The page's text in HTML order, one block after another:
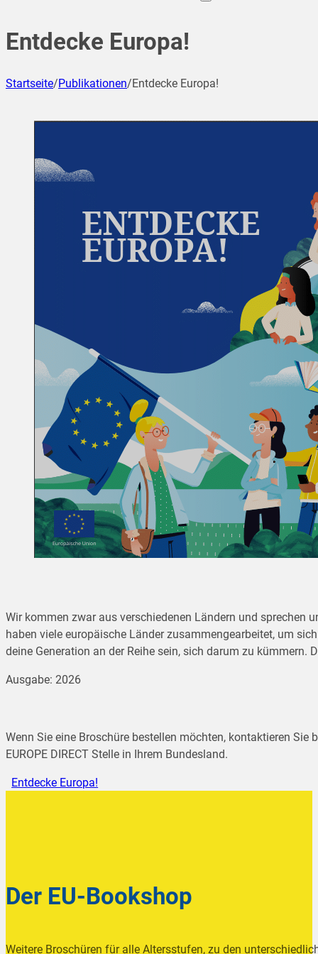
Entdecke Europa!
Startseite/Publikationen/Entdecke Europa!
Wir kommen zwar aus verschiedenen Ländern und sprechen
haben viele europäische Länder zusammengearbeitet, um
deine Generation an der Reihe sein, sich darum zu kümmern.
Ausgabe: 2026
Wenn Sie eine Broschüre bestellen möchten, kontaktieren Sie
EUROPE DIRECT Stelle in Ihrem Bundesland.
Entdecke Europa!
Der EU-Bookshop
Weitere Broschüren für alle Altersstufen, zu den